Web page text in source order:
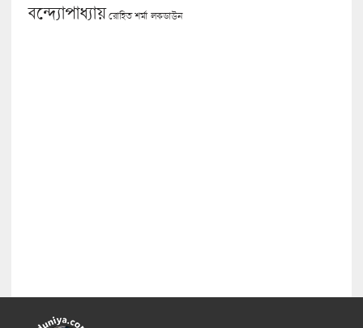
বন্দ্যোপাধ্যায় রোহিত শর্মা লকডাউন